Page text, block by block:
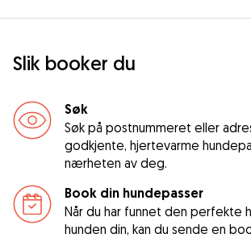
Slik booker du
Søk
Søk på postnummeret eller
godkjente, hjertevarme
nærheten av deg.
Book din hundepasser
Når du har funnet den perfekte
hunden din, kan du sende en